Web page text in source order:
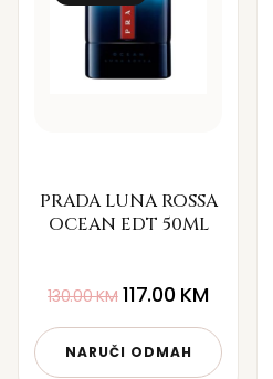
PRADA LUNA ROSSA
OCEAN EDT 50ML
130.00KM 117.00 KM
NARUČI ODMAH